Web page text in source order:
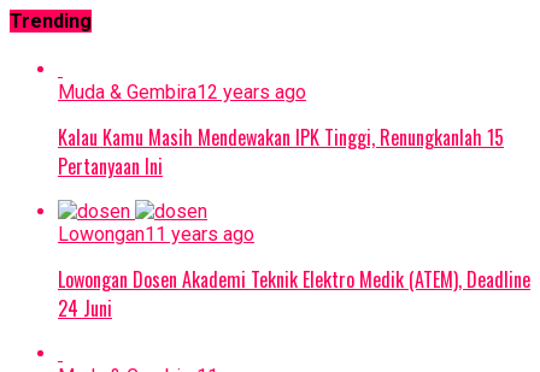
Trending
Muda & Gembira12 years ago
Kalau Kamu Masih Mendewakan IPK Tinggi, Renungkanlah 15
Pertanyaan Ini
Lowongan11 years ago
Lowongan Dosen Akademi Teknik Elektro Medik (ATEM), Deadline
24 Juni